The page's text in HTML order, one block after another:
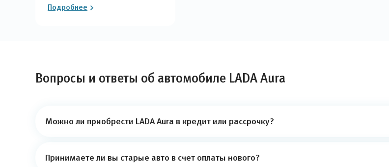
Подробнее
Вопросы и ответы об автомобиле LADA Aura
Можно ли приобрести LADA Aura в кредит или рассрочку?
Принимаете ли вы старые авто в счет оплаты нового?